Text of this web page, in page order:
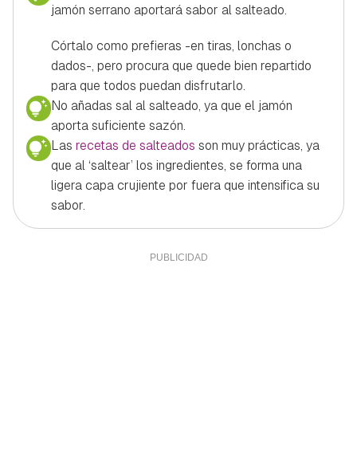
jamón serrano aportará sabor al salteado.
Córtalo como prefieras -en tiras, lonchas o
dados-, pero procura que quede bien repartido
para que todos puedan disfrutarlo.
No añadas sal al salteado, ya que el jamón
aporta suficiente sazón.
Las recetas de salteados son muy prácticas, ya
que al ‘saltear’ los ingredientes, se forma una
ligera capa crujiente por fuera que intensifica su
sabor.